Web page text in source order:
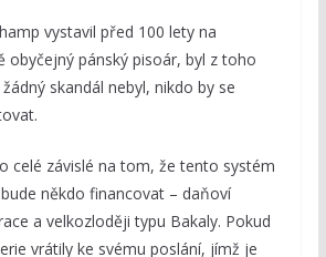
vystavil před 100 lety na
obyčejný pánský pisoár, byl z toho
skandál nebyl, nikdo by se
celé závislé na tom, že tento systém
někdo financovat – daňoví
a velkozloději typu Bakaly. Pokud
vrátily ke svému poslání, jímž je